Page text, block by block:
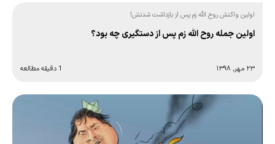
اولین واکنش روح الله زم پس از بازداشت شدنش!
اولین جمله روح الله زم پس از دستگیری چه بود؟
۲۳ مهر, ۱۳۹۸ 1 دقیقه مطالعه